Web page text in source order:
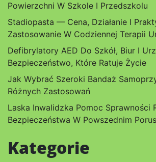
Powierzchni W Szkole I Przedszkolu
Stadiopasta — Cena, Działanie I
Zastosowanie W Codziennej Terapii
Defibrylatory AED Do Szkół, Biur I
Bezpieczeństwo, Które Ratuje Życie
Jak Wybrać Szeroki Bandaż
Różnych Zastosowań
Laska Inwalidzka Pomoc Sprawności
Bezpieczeństwa W Powszednim
Kategorie